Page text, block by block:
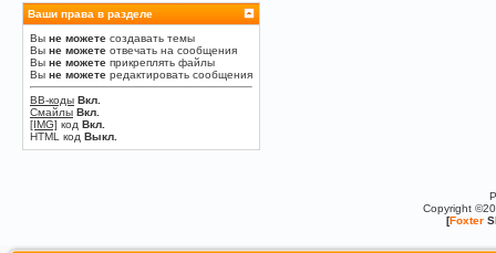
Ваши права в разделе
Вы не можете создавать темы
Вы не можете отвечать на сообщения
Вы не можете прикреплять файлы
Вы не можете редактировать сообщения
BB-коды Вкл.
Смайлы Вкл.
[IMG] код Вкл.
HTML код Выкл.
Copyright
[Foxter